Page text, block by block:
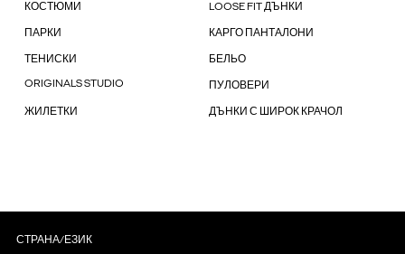
КОСТЮМИ LOOSE FIT ДЪНКИ
ПАРКИ КАРГО ПАНТАЛОНИ
ТЕНИСКИ БЕЛЬО
ORIGINALS STUDIO ПУЛОВЕРИ
ЖИЛЕТКИ ДЪНКИ С ШИРОК КРАЧОЛ
СТРАНА/ЕЗИК